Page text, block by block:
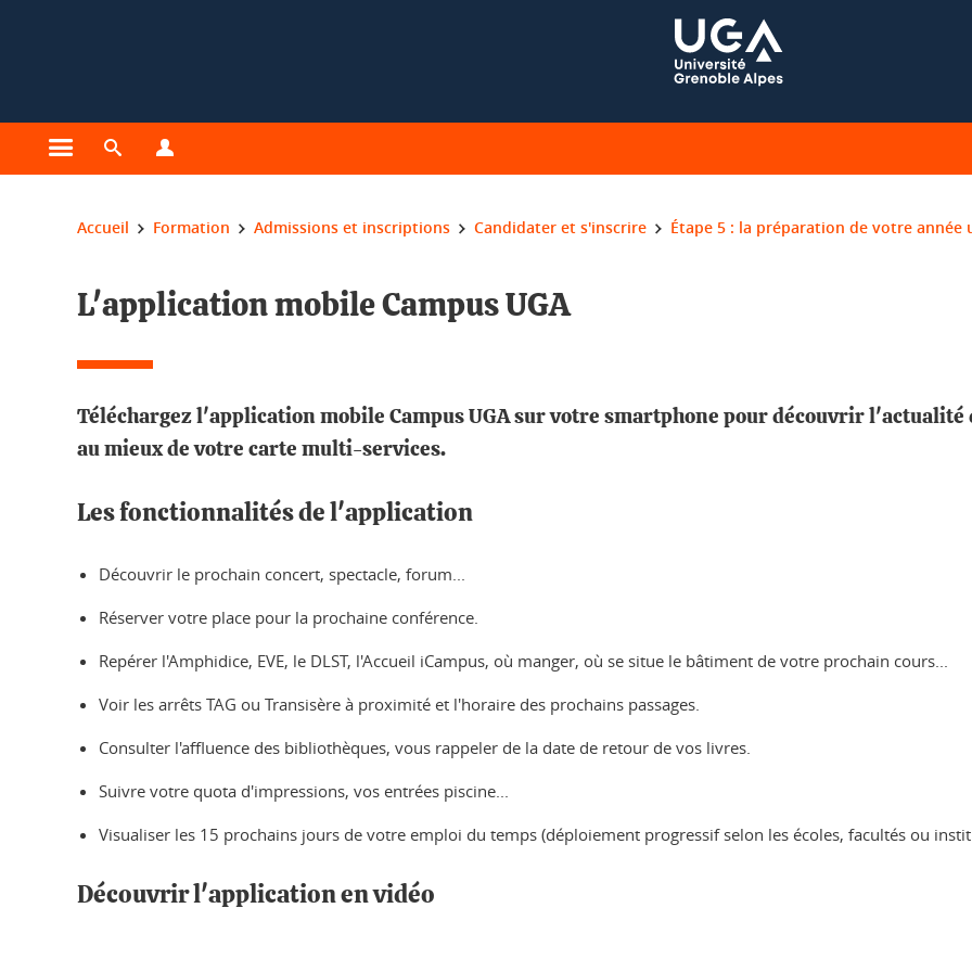
Ouvrir le menu principal
Ouvrir le moteur de recherche
Vous êtes ici :
Accueil Formation Admissions et inscriptions Candidater et s'inscrire Étape 5 : la préparation de votre année
L'application mobile Campus UGA
Téléchargez l'application mobile Campus UGA sur votre smartphone pour découvrir l'actualité
au mieux de votre carte multi-services.
Les fonctionnalités de l'application
Découvrir le prochain concert, spectacle, forum...
Réserver votre place pour la prochaine conférence.
Repérer l'Amphidice, EVE, le DLST, l'Accueil iCampus, où manger, où se situe le bâtiment de votre prochain cours...
Voir les arrêts TAG ou Transisère à proximité et l'horaire des prochains passages.
Consulter l'affluence des bibliothèques, vous rappeler de la date de retour de vos livres.
Suivre votre quota d'impressions, vos entrées piscine...
Visualiser les 15 prochains jours de votre emploi du temps (déploiement progressif selon les écoles, facultés ou
Découvrir l'application en vidéo